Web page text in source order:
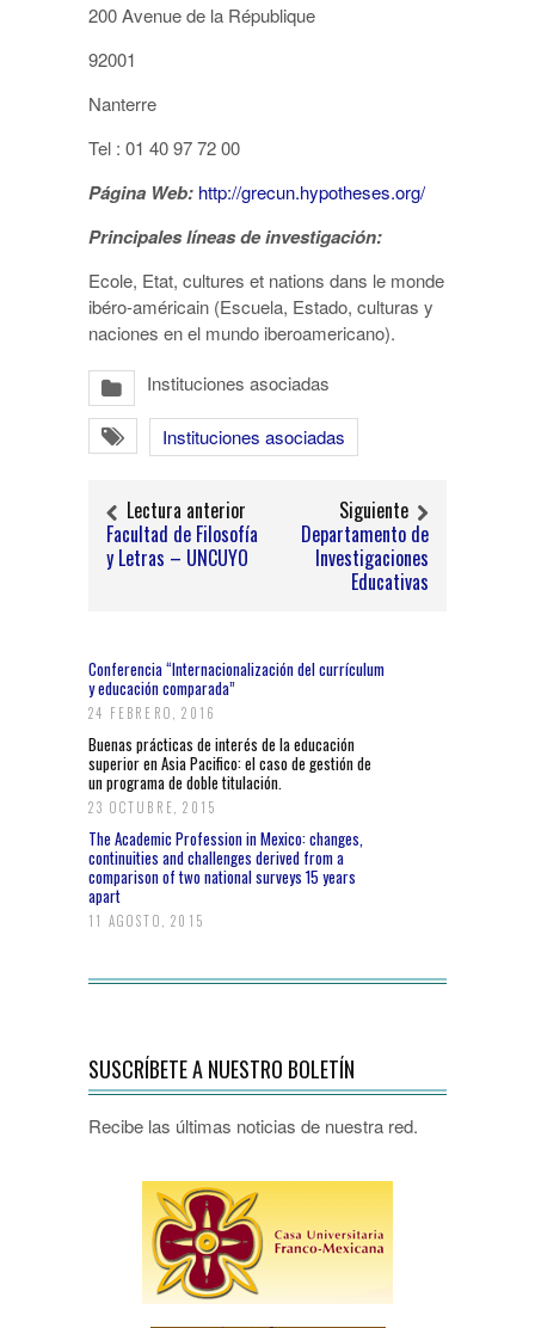
200 Avenue de la République
92001
Nanterre
Tel : 01 40 97 72 00
Página Web: http://grecun.hypotheses.org/
Principales líneas de investigación:
Ecole, Etat, cultures et nations dans le monde
ibéro-américain (Escuela, Estado, culturas y
naciones en el mundo iberoamericano).
Instituciones asociadas
Instituciones asociadas
Lectura anterior
Facultad de Filosofía
y Letras – UNCUYO
Siguiente
Departamento de
Investigaciones
Educativas
Conferencia “Internacionalización del currículum
y educación comparada”
24 FEBRERO, 2016
Buenas prácticas de interés de la educación
superior en Asia Pacifico: el caso de gestión de
un programa de doble titulación.
23 OCTUBRE, 2015
The Academic Profession in Mexico: changes,
continuities and challenges derived from a
comparison of two national surveys 15 years
apart
11 AGOSTO, 2015
SUSCRÍBETE A NUESTRO BOLETÍN
Recibe las últimas noticias de nuestra red.